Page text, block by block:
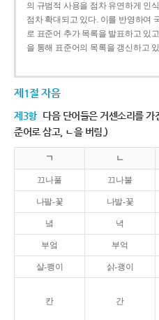
의 규범적 사용을 점차 유연하게 인
점차 확대되고 있다. 이를 반영하여
로 표준어 추가 목록을 발표하고 있
을 통해 표준어의 목록을 갱신하고
제1절 자음
제3항 다음 단어들은 거센소리를
준어로 삼고, ㄴ을 버림.)
ㄱ ㄴ
끄나풀 끄나불
나팔-꽃 나발-꽃
녘 녁
부엌 부억
살-쾡이 삵-괭이
칸 간